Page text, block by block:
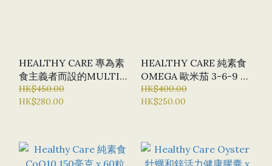
HEALTHY CARE 專為素
食主義者而設的MULTI
ACTIVES X 60片
HK$450.00
HK$280.00
HEALTHY CARE 純素食
OMEGA 歐米茄 3-6-9 X
60粒
HK$400.00
HK$250.00